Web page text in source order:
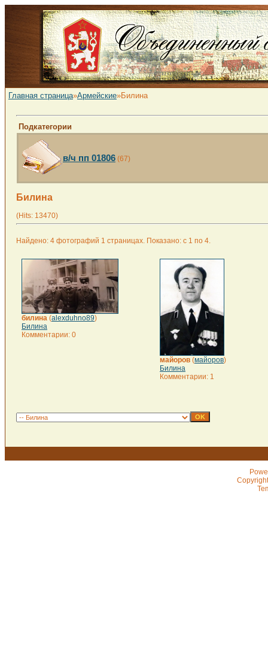
Главная страница»Армейские»Билина
Подкатегории
в/ч пп 01806 (67)
Билина
(Hits: 13470)
Найдено: 4 фотографий 1 страницах. Показано: с 1 по 4.
билина (alexduhno89)
Билина
Комментарии: 0
майоров (майоров)
Билина
Комментарии: 1